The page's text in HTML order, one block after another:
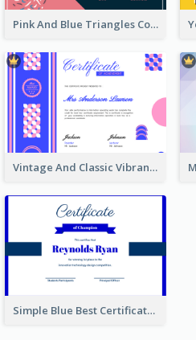
Pink And Blue Triangles Confetti Celebration Certificate
Vintage And Classic Vibrant Certificate Design Ideas
Simple Blue Best Certificate Design For Champion